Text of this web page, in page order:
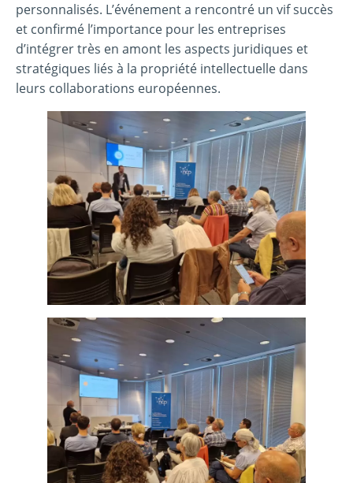
personnalisés. L’événement a rencontré un vif succès
et confirmé l’importance pour les entreprises
d’intégrer très en amont les aspects juridiques et
stratégiques liés à la propriété intellectuelle dans
leurs collaborations européennes.